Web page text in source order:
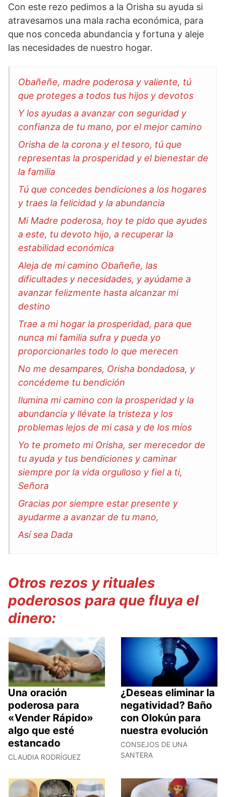
Con este rezo pedimos a la Orisha su ayuda si
atravesamos una mala racha económica, para
que nos conceda abundancia y fortuna y aleje
las necesidades de nuestro hogar.
Obañeñe, madre poderosa y valiente, tú
que proteges a todos tus hijos y devotos
Y los ayudas a avanzar con seguridad y
confianza de tu mano, por el mejor camino
Orisha de la corona y el tesoro, tú que
representas la prosperidad y el bienestar de
la familia
Tú que concedes bendiciones a los hogares
y traes la felicidad y la abundancia
Mi Madre poderosa, hoy te pido que ayudes
a este, tu devoto hijo, a recuperar la
estabilidad económica
Aleja de mi camino Obañeñe, las
dificultades y necesidades, y ayúdame a
avanzar felizmente hasta alcanzar mi
destino
Trae a mi hogar la prosperidad, para que
nunca mi familia sufra y pueda yo
proporcionarles todo lo que merecen
No me desampares, Orisha bondadosa, y
concédeme tu bendición
Ilumina mi camino con la prosperidad y la
abundancia y llévate la tristeza y los
problemas lejos de mi casa y de los míos
Yo te prometo mi Orisha, ser merecedor de
tu ayuda y tus bendiciones y caminar
siempre por la vida orgulloso y fiel a ti,
Señora
Gracias por siempre estar presente y
ayudarme a avanzar de tu mano,
Así sea Dada
Otros rezos y rituales
poderosos para que fluya el
dinero:
Una oración
poderosa para
«Vender Rápido»
algo que esté
estancado
CLAUDIA RODRÍGUEZ
¿Deseas eliminar la
negatividad? Baño
con Olokún para
nuestra evolución
CONSEJOS DE UNA
SANTERA